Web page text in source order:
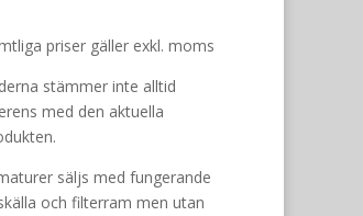
priser gäller exkl. moms
stämmer inte alltid
med den aktuella
säljs med fungerande
och filterram men utan